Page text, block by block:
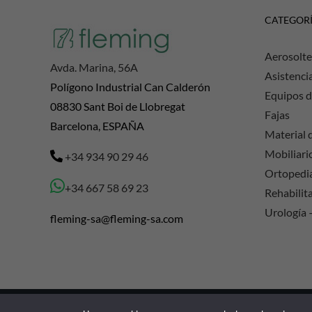
Avda. Marina, 56A
Polígono Industrial Can Calderón
08830 Sant Boi de Llobregat
Barcelona, ESPAÑA
+34 934 90 29 46
+34 667 58 69 23
fleming-sa@fleming-sa.com
Equipos
Fajas
Material
Urología